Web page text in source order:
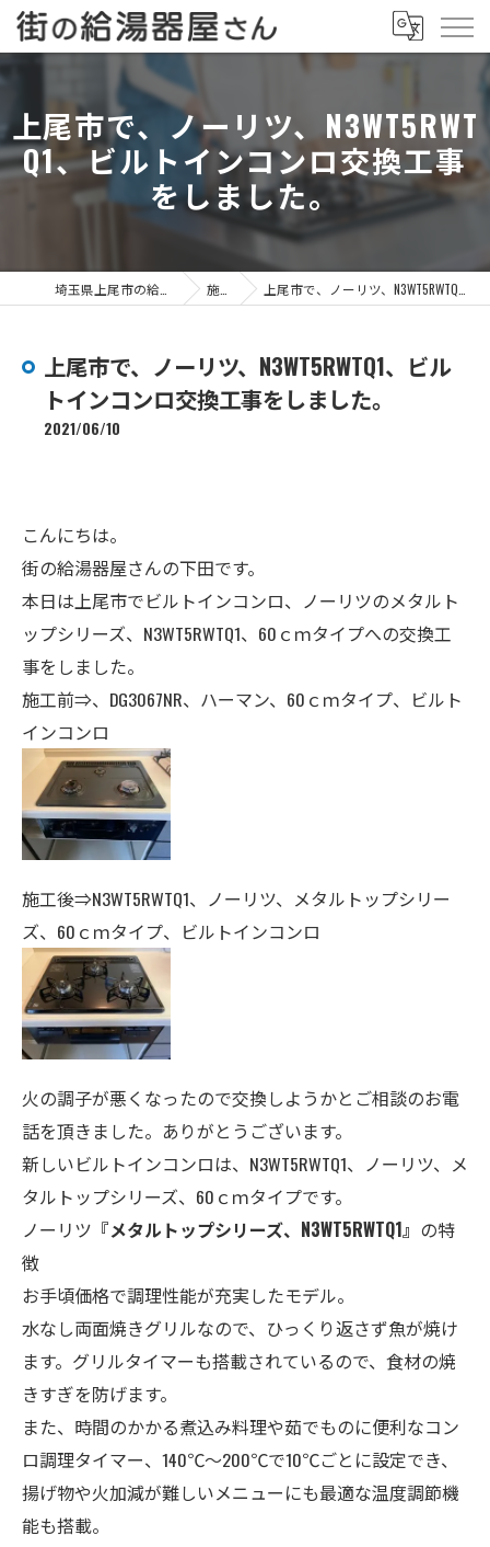
上尾市で、ノーリツ、N3WT5RWT
Q1、ビルトインコンロ交換工事
をしました。
埼玉県上尾市の給湯器なら街の給湯器屋さん 施工事例 上尾市で、ノーリツ、N3WT5RWTQ1、ビルトインコンロ交換工事をしました。
上尾市で、ノーリツ、N3WT5RWTQ1、ビル
トインコンロ交換工事をしました。
2021/06/10
こんにちは。
街の給湯器屋さんの下田です。
本日は上尾市でビルトインコンロ、ノーリツのメタルト
ップシリーズ、N3WT5RWTQ1、60ｃｍタイプへの交換工
事をしました。
施工前⇒、DG3067NR、ハーマン、60ｃｍタイプ、ビルト
インコンロ
施工後⇒N3WT5RWTQ1、ノーリツ、メタルトップシリー
ズ、60ｃｍタイプ、ビルトインコンロ
火の調子が悪くなったので交換しようかとご相談のお電
話を頂きました。ありがとうございます。
新しいビルトインコンロは、N3WT5RWTQ1、ノーリツ、メ
タルトップシリーズ、60ｃｍタイプです。
ノーリツ 『メタルトップシリーズ、N3WT5RWTQ1』 の特
徴
お手頃価格で調理性能が充実したモデル。
水なし両面焼きグリルなので、ひっくり返さず魚が焼け
ます。グリルタイマーも搭載されているので、食材の焼
きすぎを防げます。
また、時間のかかる煮込み料理や茹でものに便利なコン
ロ調理タイマー、140℃～200℃で10℃ごとに設定でき、
揚げ物や火加減が難しいメニューにも最適な温度調節機
能も搭載。